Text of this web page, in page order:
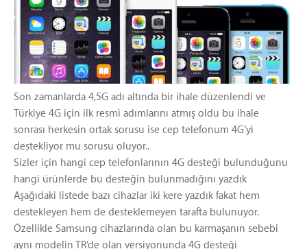
Son zamanlarda 4,5G adı altında bir ihale düzenlendi ve
Türkiye 4G için ilk resmi adımlarını atmış oldu bu ihale
sonrası herkesin ortak sorusu ise cep telefonum 4G’yi
destekliyor mu sorusu oluyor..
Sizler için hangi cep telefonlarının 4G desteği bulunduğunu
hangi ürünlerde bu desteğin bulunmadığını yazdık
Aşağıdaki listede bazı cihazlar iki kere yazdık fakat hem
destekleyen hem de desteklemeyen tarafta bulunuyor.
Özellikle Samsung cihazlarında olan bu karmaşanın sebebi
aynı modelin TR’de olan versiyonunda 4G desteği